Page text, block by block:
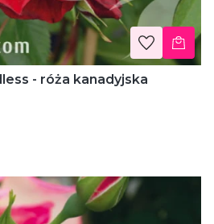
- róża kanadyjska